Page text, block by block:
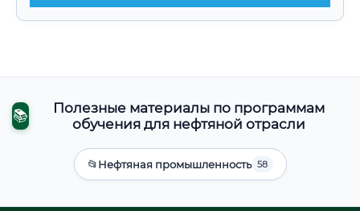
📚
Полезные материалы по программам
обучения для нефтяной отрасли
📂Нефтяная промышленность 58